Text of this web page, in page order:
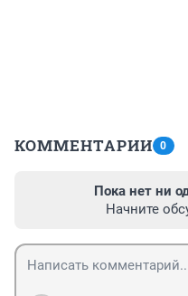
КОММЕНТАРИИ 0
Пока нет ни
Начните